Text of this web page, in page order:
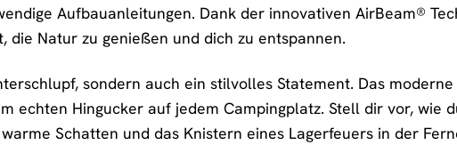
Aufbauanleitungen. Dank der innovativen AirBeam®
die Natur zu genießen und dich zu entspannen.
sondern auch ein stilvolles Statement. Das moderne
echten Hingucker auf jedem Campingplatz. Stell dir vor, wie
Schatten und das Knistern eines Lagerfeuers in der